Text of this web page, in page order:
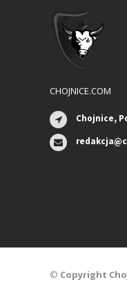
CHOJNICE.COM
Chojnice,
© Copyright